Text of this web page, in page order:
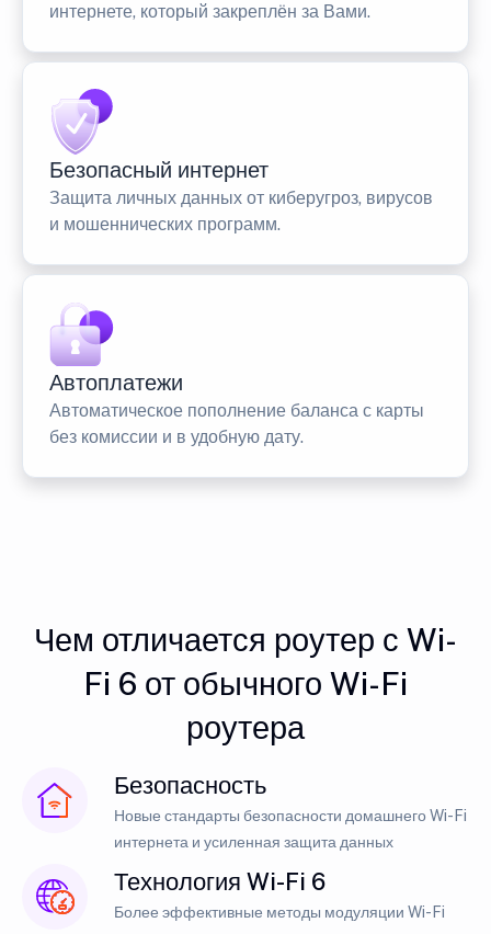
интернете, который закреплён за Вами.
Безопасный интернет
Защита личных данных от киберугроз, вирусов
и мошеннических программ.
Автоплатежи
Автоматическое пополнение баланса с карты
без комиссии и в удобную дату.
Чем отличается роутер с Wi-
Fi 6 от обычного Wi-Fi
роутера
Безопасность
Новые стандарты безопасности домашнего Wi-Fi
интернета и усиленная защита данных
Технология Wi-Fi 6
Более эффективные методы модуляции Wi-Fi